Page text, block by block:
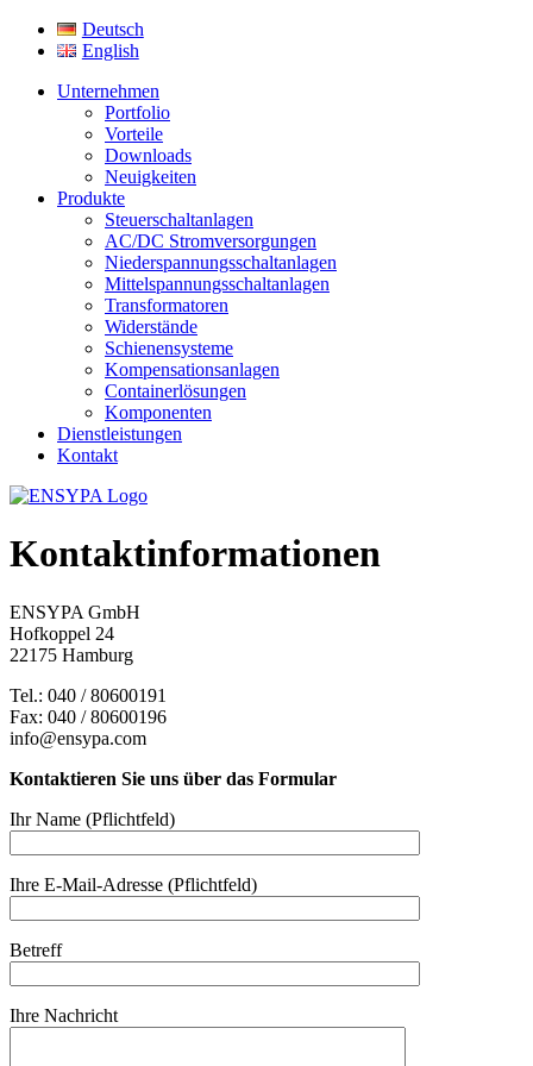
Deutsch
English
Unternehmen
Portfolio
Vorteile
Downloads
Neuigkeiten
Produkte
Steuerschaltanlagen
AC/DC Stromversorgungen
Niederspannungsschaltanlagen
Mittelspannungsschaltanlagen
Transformatoren
Widerstände
Schienensysteme
Kompensationsanlagen
Containerlösungen
Komponenten
Dienstleistungen
Kontakt
Kontaktinformationen
ENSYPA GmbH
Hofkoppel 24
22175 Hamburg
Tel.: 040 / 80600191
Fax: 040 / 80600196
info@ensypa.com
Kontaktieren Sie uns über das Formular
Ihr Name (Pflichtfeld)
Ihre E-Mail-Adresse (Pflichtfeld)
Betreff
Ihre Nachricht